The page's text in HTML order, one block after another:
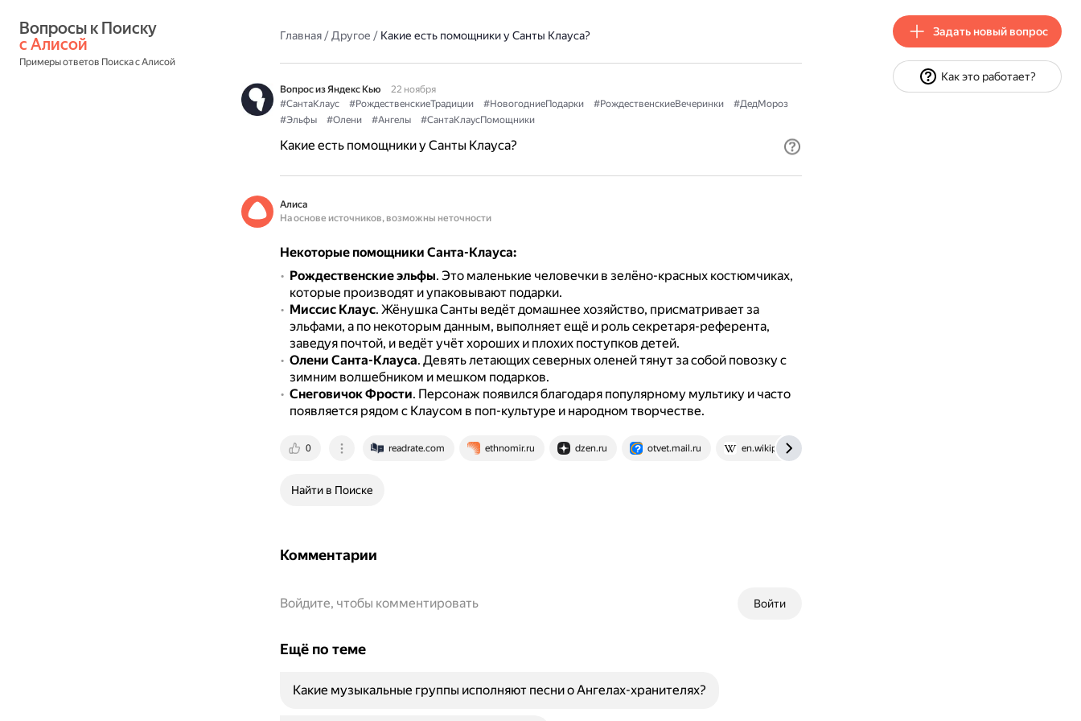
с Алисой
Примеры ответов Поиска с Алисой
Главная/Другое / Какие есть помощники у Санты Клауса?
Вопрос из Яндекс Кью
22 ноября
#СантаКлаус
#РождественскиеТрадиции #НовогодниеПодарки #РождественскиеВечеринки
#ДедМороз
#Эльфы
#Олени #Ангелы #СантаКлаусПомощники
Какие есть помощники у Санты Клауса?
Алиса
На основе источников, возможны неточности
Некоторые помощники Санта-Клауса:
Рождественские эльфы. Это маленькие человечки в зелёно-красных костюмчиках,
которые производят и упаковывают подарки.
Миссис Клаус. Жёнушка Санты ведёт домашнее хозяйство, присматривает за
эльфами, а по некоторым данным, выполняет ещё и роль секретаря-референта,
заведуя почтой, и ведёт учёт хороших и плохих поступков детей.
Олени Санта-Клауса. Девять летающих северных оленей тянут за собой повозку с
зимним волшебником и мешком подарков.
Снеговичок Фрости. Персонаж появился благодаря популярному мультику и часто
появляется рядом с Клаусом в поп-культуре и народном творчестве.
0 readrate.com ethnomir.ru dzen.ru otvet.mail.ru en.wikipedia.org
Найти в Поиске
Комментарии
Войти
Войдите, чтобы комментировать
Ещё по теме
Какие музыкальные группы исполняют песни о Ангелах-хранителях?
Задать новый вопрос
Как это работает?